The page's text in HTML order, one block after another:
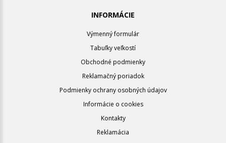
INFORMÁCIE
Výmenný formulár
Tabuľky veľkostí
Obchodné podmienky
Reklamačný poriadok
Podmienky ochrany osobných údajov
Informácie o cookies
Kontakty
Reklamácia